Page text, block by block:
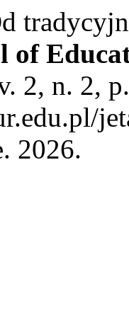
of
2, n. 2,
2026.